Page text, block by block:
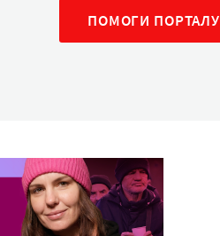
ПОМОГИ ПОРТАЛУ